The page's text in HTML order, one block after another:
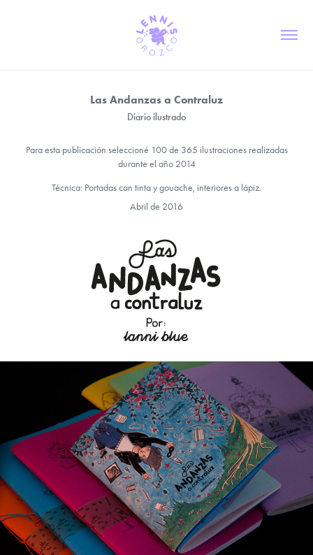
Las Andanzas a Contraluz
Diario ilustrado
Para esta publicación seleccioné 100 de 365 ilustraciones realizadas
durante el año 2014
Técnica: Portadas con tinta y gouache, interiores a lápiz.
Abril de 2016